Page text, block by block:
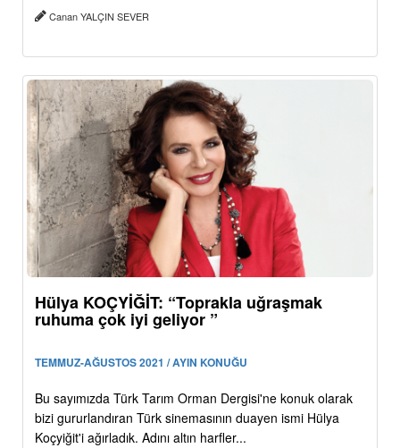
Canan YALÇIN SEVER
Hülya KOÇYİĞİT: “Toprakla uğraşmak
ruhuma çok iyi geliyor ”
TEMMUZ-AĞUSTOS 2021 / AYIN KONUĞU
Bu sayımızda Türk Tarım Orman Dergisi'ne konuk olarak
bizi gururlandıran Türk sinemasının duayen ismi Hülya
Koçyiğit'i ağırladık. Adını altın harfler...